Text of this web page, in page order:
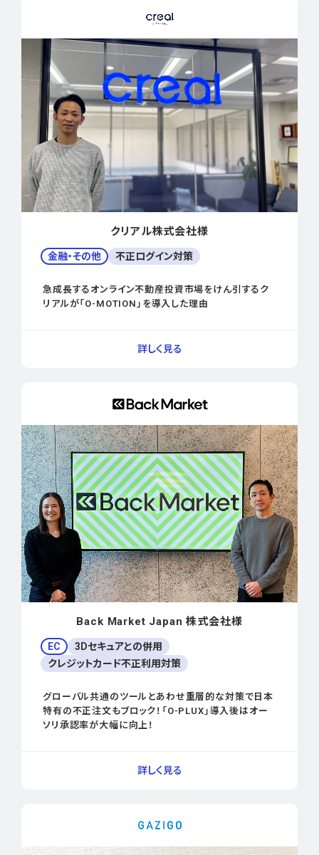
クリアル株式会社様
金融・その他 不正ログイン対策
急成長するオンライン不動産投資市場をけん引するク
リアルが「O-MOTION」を導入した理由
Back Market Japan 株式会社様
EC
3Dセキュアとの併用
クレジットカード不正利用対策
グローバル共通のツールとあわせ重層的な対策で日本
特有の不正注文もブロック！「O-PLUX」導入後はオー
ソリ承認率が大幅に向上！